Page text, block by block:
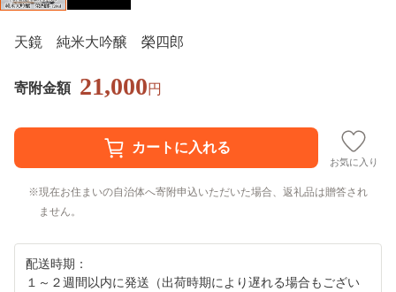
天鏡 純米大吟醸 榮四郎
寄附金額 21,000円
お気に入り
現在お住まいの自治体へ寄附申込いただいた場合、返礼品は贈答され
ません。
配送時期：
１～２週間以内に発送（出荷時期により遅れる場合もござい